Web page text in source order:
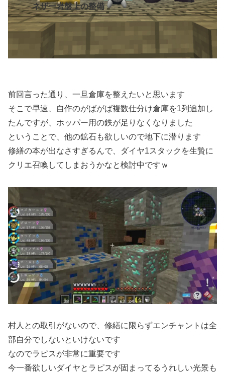
ネザー岩盤上の整備
前回言った通り、一旦倉庫を整えたいと思います
そこで早速、自作のがばがば複数仕分け倉庫を1列追加し
たんですが、ホッパー用の鉄が足りなくなりました
ということで、他の鉱石も欲しいので地下に潜ります
修繕の本が出なさすぎるんで、ダイヤ1スタックを生贄に
クリエ召喚してしまおうかなと検討中ですｗ
村人との取引がないので、修繕に限らずエンチャントは全
部自分でしないといけないです
なのでラピスが非常に重要です
今一番欲しいダイヤとラピスが固まってるうれしい光景も